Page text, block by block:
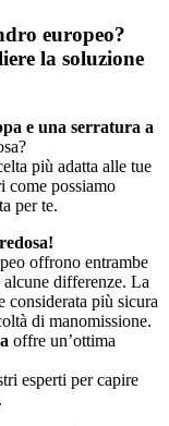
europeo?
la soluzione
e una serratura a
più adatta alle tue
come possiamo
per te.
offrono entrambe
differenze. La
considerata più sicura
di manomissione.
offre un’ottima
esperti per capire